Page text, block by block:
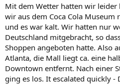
Mit dem Wetter hatten wir leider
wir aus dem Coca Cola Museum
und es war kalt. Wir hatten nur
Deutschland mitgebracht, so
Shoppen angeboten hatte. Also
Atlanta, die Mall liegt ca. eine
Downtown entfernt. Nach einer
ging es los. It escalated quickly -